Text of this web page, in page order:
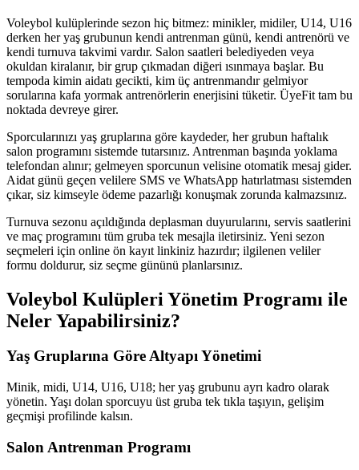
Voleybol kulüplerinde sezon hiç bitmez: minikler, midiler, U14, U16
derken her yaş grubunun kendi antrenman günü, kendi antrenörü ve
kendi turnuva takvimi vardır. Salon saatleri belediyeden veya
okuldan kiralanır, bir grup çıkmadan diğeri ısınmaya başlar. Bu
tempoda kimin aidatı gecikti, kim üç antrenmandır gelmiyor
sorularına kafa yormak antrenörlerin enerjisini tüketir. ÜyeFit tam bu
noktada devreye girer.
Sporcularınızı yaş gruplarına göre kaydeder, her grubun haftalık
salon programını sistemde tutarsınız. Antrenman başında yoklama
telefondan alınır; gelmeyen sporcunun velisine otomatik mesaj gider.
Aidat günü geçen velilere SMS ve WhatsApp hatırlatması sistemden
çıkar, siz kimseyle ödeme pazarlığı konuşmak zorunda kalmazsınız.
Turnuva sezonu açıldığında deplasman duyurularını, servis saatlerini
ve maç programını tüm gruba tek mesajla iletirsiniz. Yeni sezon
seçmeleri için online ön kayıt linkiniz hazırdır; ilgilenen veliler
formu doldurur, siz seçme gününü planlarsınız.
Voleybol Kulüpleri Yönetim Programı ile
Neler Yapabilirsiniz?
Yaş Gruplarına Göre Altyapı Yönetimi
Minik, midi, U14, U16, U18; her yaş grubunu ayrı kadro olarak
yönetin. Yaşı dolan sporcuyu üst gruba tek tıkla taşıyın, gelişim
geçmişi profilinde kalsın.
Salon Antrenman Programı